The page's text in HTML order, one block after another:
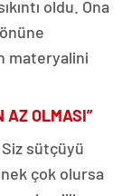
oldu. Ona
materyalini
AZ OLMASI”
sütçüyü
çok olursa